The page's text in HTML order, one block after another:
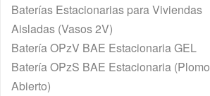
Baterías Estacionarias para Viviendas
Aisladas (Vasos 2V)
Batería OPzV BAE Estacionaria GEL
Batería OPzS BAE Estacionaria (Plomo
Abierto)